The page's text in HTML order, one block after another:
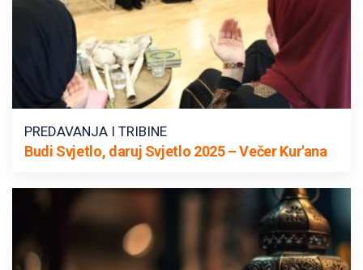
PREDAVANJA I TRIBINE
Budi Svjetlo, daruj Svjetlo 2025 – Večer Kur'ana